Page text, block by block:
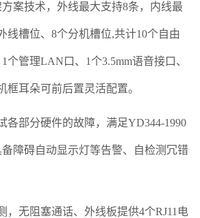
案技术，外线最大支持8条，内线最
线槽位、8个分机槽位,共计10个自由
个管理LAN口、1个3.5mm语音接口、
框耳朵可前后置灵活配置。
各部分硬件的故障，满足YD344-1990
障碍自动显示灯等告警、自检测冗错
，无阻塞通话、外线板提供4个RJ11电